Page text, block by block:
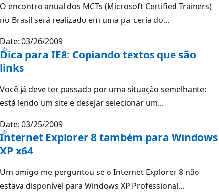
O encontro anual dos MCTs (Microsoft Certified Trainers)
no Brasil será realizado em uma parceria do...
Date: 03/26/2009
Dica para IE8: Copiando textos que são
links
Você já deve ter passado por uma situação semelhante:
está lendo um site e desejar selecionar um...
Date: 03/25/2009
Internet Explorer 8 também para Windows
XP x64
Um amigo me perguntou se o Internet Explorer 8 não
estava disponível para Windows XP Professional...